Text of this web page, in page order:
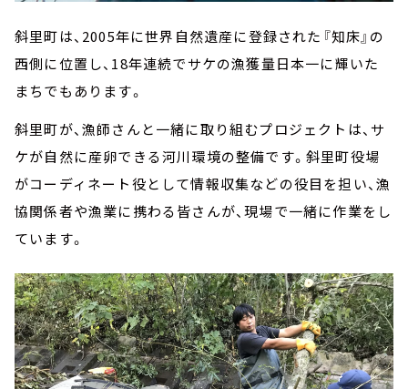
斜里町は、2005年に世界自然遺産に登録された『知床』の
西側に位置し、18年連続でサケの漁獲量日本一に輝いた
まちでもあります。
斜里町が、漁師さんと一緒に取り組むプロジェクトは、サ
ケが自然に産卵できる河川環境の整備です。斜里町役場
がコーディネート役として情報収集などの役目を担い、漁
協関係者や漁業に携わる皆さんが、現場で一緒に作業をし
ています。